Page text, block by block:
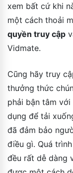
xem bất cứ khi
một cách thoải
quyền truy cập
Vidmate.
Cũng hãy truy
thưởng thức
phải bận tâm với
dụng để tải
đã đảm bảo
điều gì. Quá
đều rất dễ dàng